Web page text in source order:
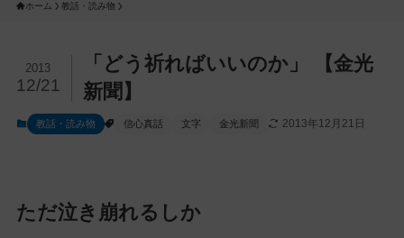
ホーム 教話・読み物
メ
イ
コ
ツ
「どう祈ればいいのか」 【金光
新聞】
2013
12/21
教話・読み物 信心真話 文字 金光新聞 2013年12月21日
ただ泣き崩れるしか